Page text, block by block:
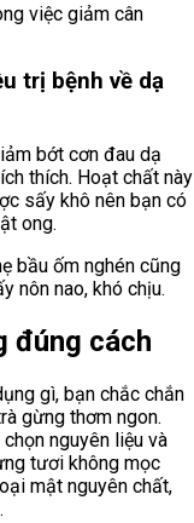
việc giảm cân
trị bệnh về dạ
bớt cơn đau dạ
thích. Hoạt chất này
sấy khô nên bạn có
ong.
bầu ốm nghén cũng
nôn nao, khó chịu.
đúng cách
gì, bạn chắc chắn
gừng thơm ngon.
nguyên liệu và
tươi không mọc
mật nguyên chất,